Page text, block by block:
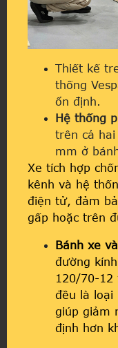
Thiết kế
thống
ổn định.
Hệ thống
trên cả
mm ở
Xe tích hợp
kênh và hệ
điện tử, đảm
gấp hoặc trên
Bánh xe
đường
120/70-12
đều là loại
giúp giảm
định hơn